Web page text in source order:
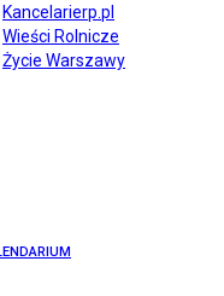
Kancelarierp.pl
Wieści Rolnicze
Życie Warszawy